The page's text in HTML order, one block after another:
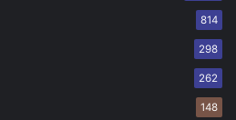
814
298
262
148